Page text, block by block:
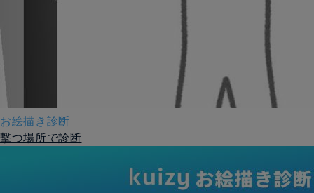
お絵描き診断
撃つ場所で診断